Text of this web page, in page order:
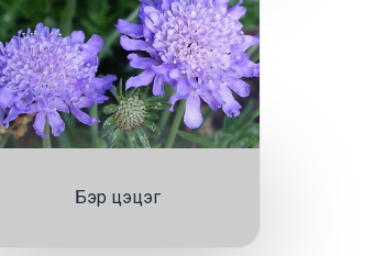
Бэр цэцэг